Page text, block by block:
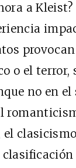
a
o el
no en
el